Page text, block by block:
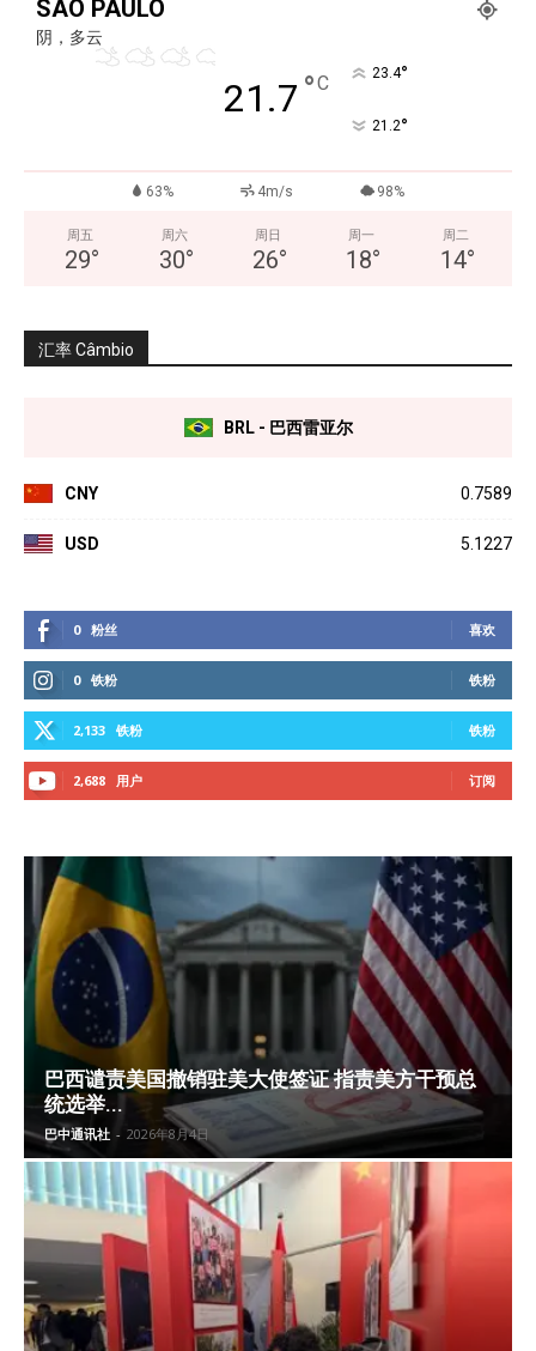
SÃO PAULO
阴，多云
21.7 °C 23.4°
21.2°
63% 4m/s 98%
周五
29°
周六
30°
周日
26°
周一
18°
周二
14°
汇率 Câmbio
BRL - 巴西雷亚尔
CNY 0.7589
USD 5.1227
0 粉丝 喜欢
0 铁粉 铁粉
2,133 铁粉 铁粉
2,688 用户 订阅
巴西谴责美国撤销驻美大使签证 指责美方干预总
统选举...
巴中通讯社 - 2026年8月4日